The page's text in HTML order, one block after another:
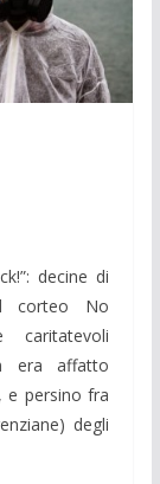
decine di
corteo No
caritatevoli
era affatto
e persino fra
degli